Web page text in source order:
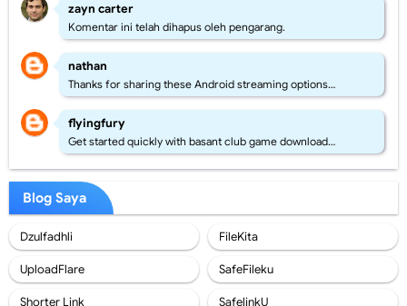
zayn carter
Komentar ini telah dihapus oleh pengarang.
nathan
Thanks for sharing these Android streaming options…
flyingfury
Get started quickly with basant club game download…
Blog Saya
Dzulfadhli FileKita
UploadFlare SafeFileku
Shorter Link SafelinkU